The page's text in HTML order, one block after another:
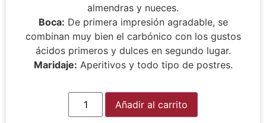
almendras y nueces.
Boca: De primera impresión agradable, se
combinan muy bien el carbónico con los gustos
ácidos primeros y dulces en segundo lugar.
Maridaje: Aperitivos y todo tipo de postres.
Añadir al carrito